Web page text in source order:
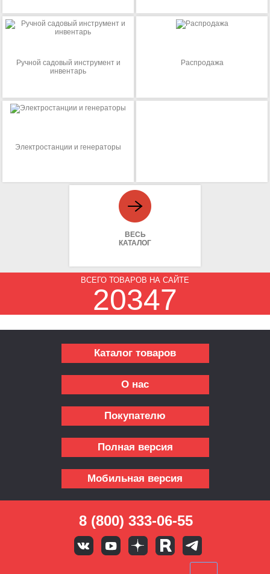
Ручной садовый инструмент и
инвентарь
Распродажа
Электростанции и генераторы
ВЕСЬ
КАТАЛОГ
ВСЕГО ТОВАРОВ НА САЙТЕ
20347
Каталог товаров
О нас
Покупателю
Полная версия
Мобильная версия
8 (800) 333-06-55